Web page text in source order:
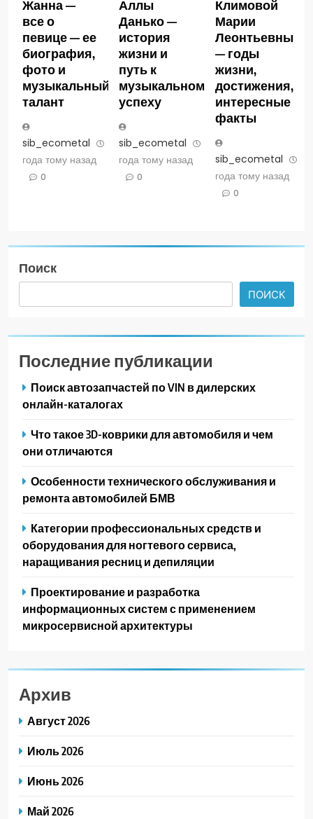
Жанна —
все о
певице — ее
биография,
фото и
музыкальный
талант
sib_ecometal
года тому назад
0
Аллы
Данько —
история
жизни и
путь к
музыкальному
успеху
sib_ecometal
года тому назад
0
Климовой
Марии
Леонтьевны
— годы
жизни,
достижения,
интересные
факты
sib_ecometal
года тому назад
0
Поиск
ПОИСК
Последние публикации
Поиск автозапчастей по VIN в дилерских
онлайн-каталогах
Что такое 3D-коврики для автомобиля и чем
они отличаются
Особенности технического обслуживания и
ремонта автомобилей БМВ
Категории профессиональных средств и
оборудования для ногтевого сервиса,
наращивания ресниц и депиляции
Проектирование и разработка
информационных систем с применением
микросервисной архитектуры
Архив
Август 2026
Июль 2026
Июнь 2026
Май 2026